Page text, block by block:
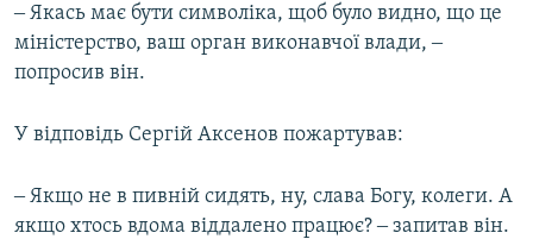
‒ Якась має бути символіка, щоб було видно, що це
міністерство, ваш орган виконавчої влади, ‒
попросив він.
У відповідь Сергій Аксенов пожартував:
‒ Якщо не в пивній сидять, ну, слава Богу, колеги. А
якщо хтось вдома віддалено працює? ‒ запитав він.